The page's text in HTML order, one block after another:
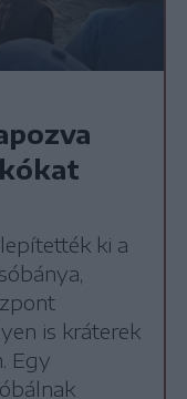
ki a
is kráterek
Egy